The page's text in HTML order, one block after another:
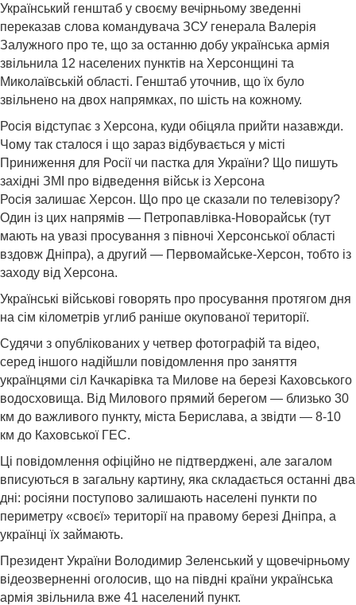
Український генштаб у своєму вечірньому зведенні
переказав слова командувача ЗСУ генерала Валерія
Залужного про те, що за останню добу українська армія
звільнила 12 населених пунктів на Херсонщині та
Миколаївській області. Генштаб уточнив, що їх було
звільнено на двох напрямках, по шість на кожному.
Росія відступає з Херсона, куди обіцяла прийти назавжди.
Чому так сталося і що зараз відбувається у місті
Приниження для Росії чи пастка для України? Що пишуть
західні ЗМІ про відведення військ із Херсона
Росія залишає Херсон. Що про це сказали по телевізору?
Один із цих напрямів — Петропавлівка-Новорайськ (тут
мають на увазі просування з півночі Херсонської області
вздовж Дніпра), а другий — Первомайське-Херсон, тобто із
заходу від Херсона.
Українські військові говорять про просування протягом дня
на сім кілометрів углиб раніше окупованої території.
Судячи з опублікованих у четвер фотографій та відео,
серед іншого надійшли повідомлення про заняття
українцями сіл Качкарівка та Милове на березі Каховського
водосховища. Від Милового прямий берегом — близько 30
км до важливого пункту, міста Берислава, а звідти — 8-10
км до Каховської ГЕС.
Ці повідомлення офіційно не підтверджені, але загалом
вписуються в загальну картину, яка складається останні два
дні: росіяни поступово залишають населені пункти по
периметру «своєї» території на правому березі Дніпра, а
українці їх займають.
Президент України Володимир Зеленський у щовечірньому
відеозверненні оголосив, що на півдні країни українська
армія звільнила вже 41 населений пункт.